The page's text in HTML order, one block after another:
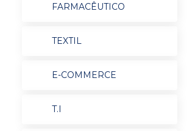
FARMACÊUTICO
TEXTIL
E-COMMERCE
T.I